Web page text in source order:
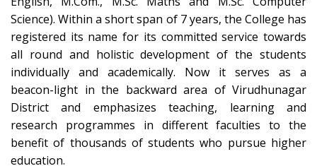
Science). Within a short span of 7 years, the College has
registered its name for its committed service towards
all round and holistic development of the students
individually and academically. Now it serves as a
beacon-light in the backward area of Virudhunagar
District and emphasizes teaching, learning and
research programmes in different faculties to the
benefit of thousands of students who pursue higher
education.